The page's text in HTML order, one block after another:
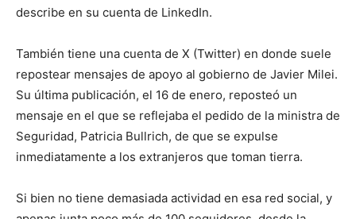
describe en su cuenta de LinkedIn.
También tiene una cuenta de X (Twitter) en donde suele
repostear mensajes de apoyo al gobierno de Javier Milei.
Su última publicación, el 16 de enero, reposteó un
mensaje en el que se reflejaba el pedido de la ministra de
Seguridad, Patricia Bullrich, de que se expulse
inmediatamente a los extranjeros que toman tierra.
Si bien no tiene demasiada actividad en esa red social, y